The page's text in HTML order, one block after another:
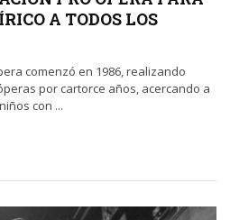
A TODOS LOS
comenzó en 1986, realizando
por cartorce años, acercando a
con ...